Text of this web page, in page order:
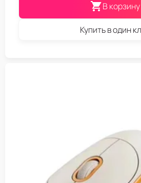
В корзину
Купить в один